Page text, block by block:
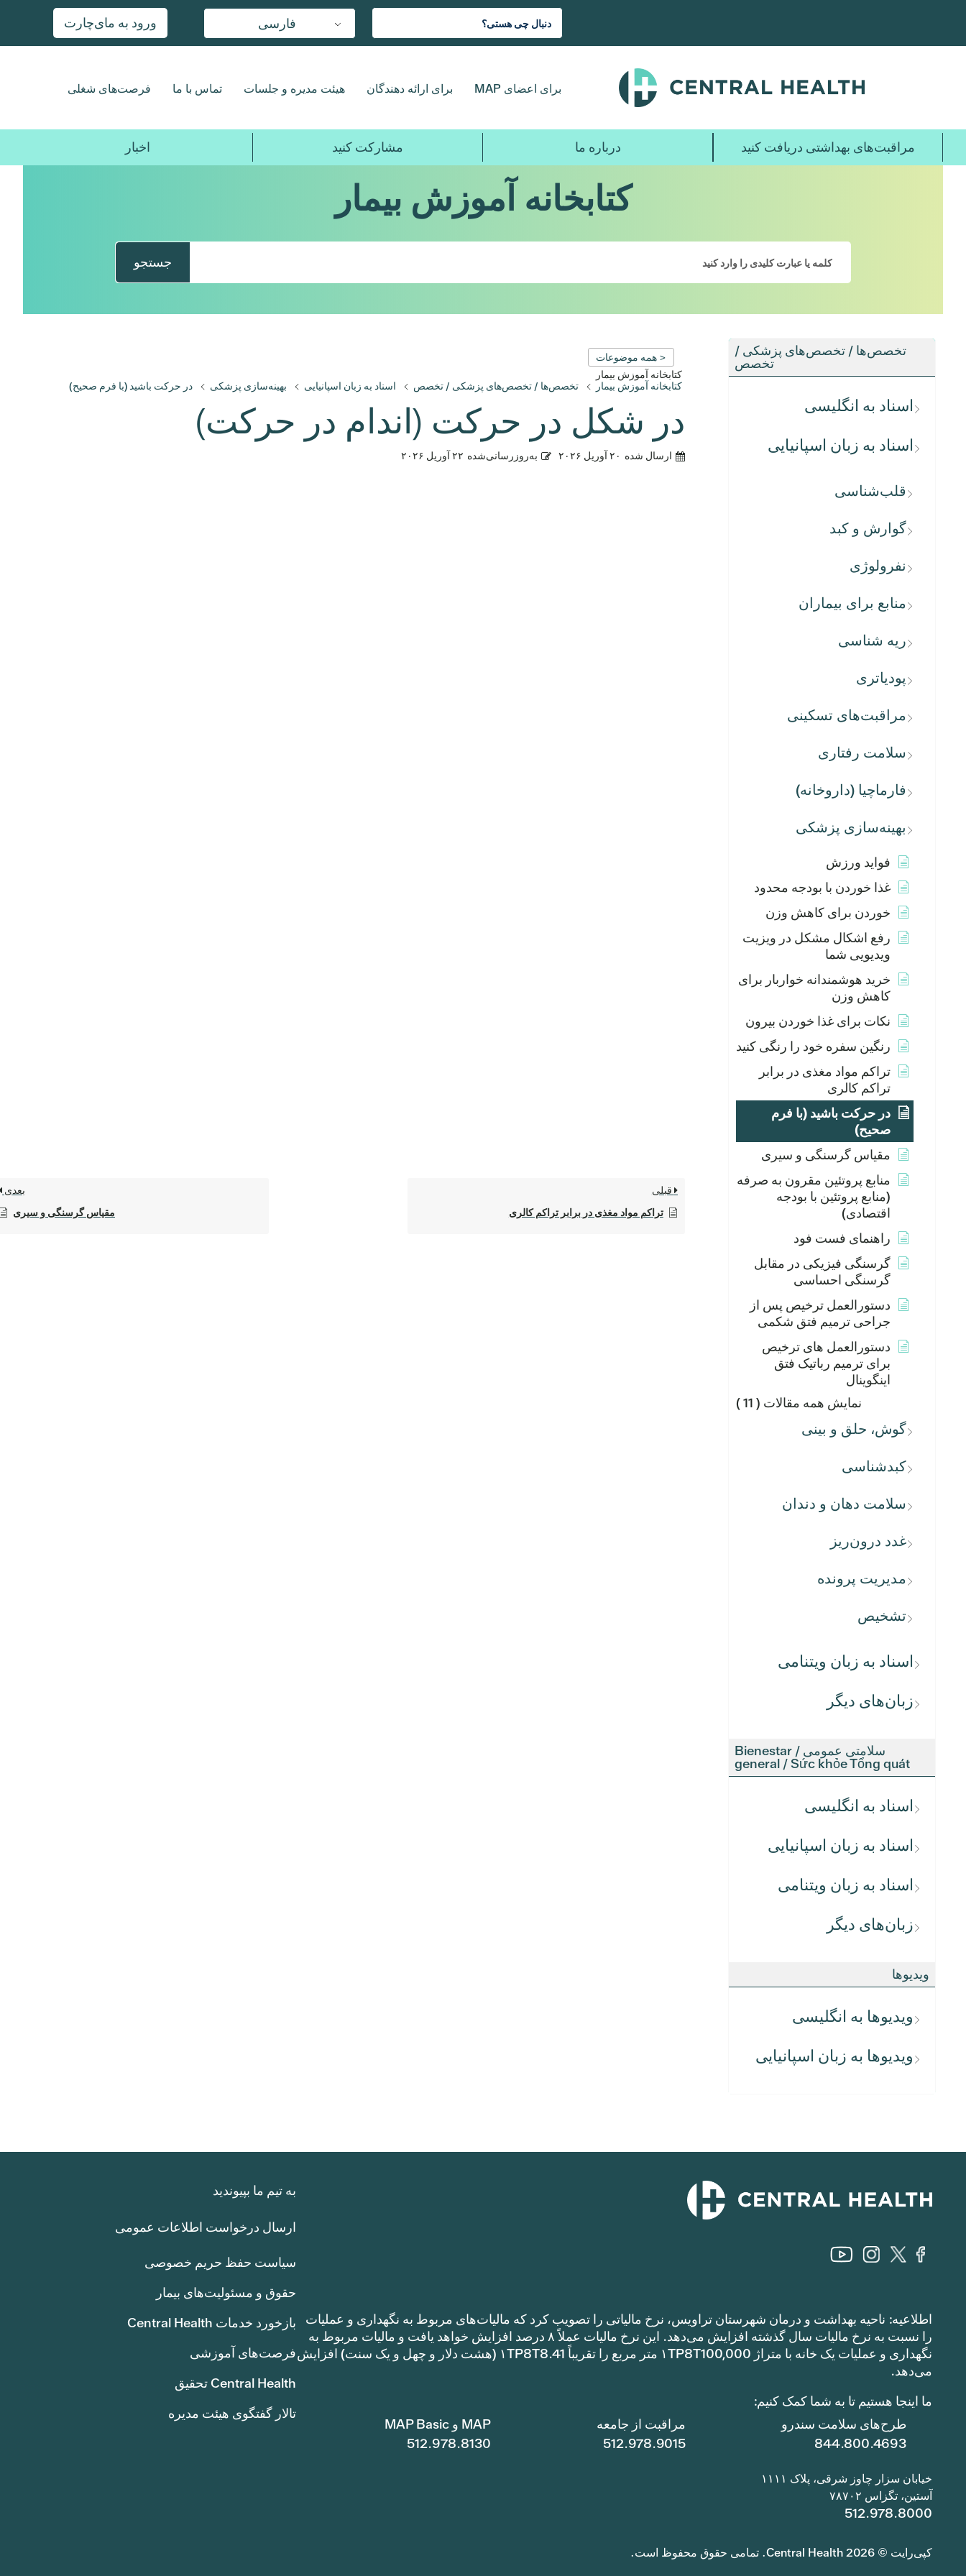
محتوای
فارسی ورود به مای‌چارت
برای اعضای MAP برای ارائه دهندگان هیئت مدیره و جلسات تماس با ما فرصت‌های شغلی
مراقبت‌های بهداشتی دریافت کنید درباره ما مشارکت کنید اخبار
کتابخانه آموزش بیمار
جستجو
تخصص‌ها / تخصص‌های پزشکی /
تخصص
اسناد به انگلیسی
اسناد به زبان اسپانیایی
قلب‌شناسی
گوارش و کبد
نفرولوژی
منابع برای بیماران
ریه شناسی
پودیاتری
مراقبت‌های تسکینی
سلامت رفتاری
فارماچیا (داروخانه)
بهینه‌سازی پزشکی
فواید ورزش
غذا خوردن با بودجه محدود
خوردن برای کاهش وزن
رفع اشکال مشکل در ویزیت
ویدیویی شما
خرید هوشمندانه خواربار برای
کاهش وزن
نکات برای غذا خوردن بیرون
رنگین سفره خود را رنگی کنید
تراکم مواد مغذی در برابر
تراکم کالری
در حرکت باشید (با فرم
صحیح)
مقیاس گرسنگی و سیری
منابع پروتئین مقرون به صرفه
(منابع پروتئین با بودجه
اقتصادی)
راهنمای فست فود
گرسنگی فیزیکی در مقابل
گرسنگی احساسی
دستورالعمل ترخیص پس از
جراحی ترمیم فتق شکمی
دستورالعمل های ترخیص
برای ترمیم رباتیک فتق
اینگوینال
نمایش همه مقالات ( 11 )
گوش، حلق و بینی
کبدشناسی
سلامت دهان و دندان
غدد درون‌ریز
مدیریت پرونده
تشخیص
اسناد به زبان ویتنامی
زبان‌های دیگر
سلامتی عمومی / Bienestar
general / Sức khỏe Tổng quát
اسناد به انگلیسی
اسناد به زبان اسپانیایی
اسناد به زبان ویتنامی
زبان‌های دیگر
ویدیوها
ویدیوها به انگلیسی
ویدیوها به زبان اسپانیایی
< همه موضوعات
کتابخانه آموزش بیمار
کتابخانه آموزش بیمار
تخصص‌ها / تخصص‌های پزشکی / تخصص اسناد به زبان اسپانیایی بهینه‌سازی پزشکی در حرکت باشید (با فرم صحیح)
در شکل در حرکت (اندام در حرکت)
ارسال شده ۲۰ آوریل ۲۰۲۶ به‌روزرسانی‌شده ۲۲ آوریل ۲۰۲۶
قبلی
تراکم مواد مغذی در برابر تراکم کالری
بعدی
مقیاس گرسنگی و سیری
اطلاعیه: ناحیه بهداشت و درمان شهرستان تراویس، نرخ مالیاتی را تصویب کرد که مالیات‌های مربوط به نگهداری و عملیات
را نسبت به نرخ مالیات سال گذشته افزایش می‌دهد. این نرخ مالیات عملاً ۸ درصد افزایش خواهد یافت و مالیات مربوط به
نگهداری و عملیات یک خانه با متراژ ۱TP8T100,000 متر مربع را تقریباً ۱TP8T8.41 (هشت دلار و چهل و یک سنت) افزایش
می‌دهد.
ما اینجا هستیم تا به شما کمک کنیم:
MAP و MAP Basic
512.978.8130
مراقبت از جامعه
512.978.9015
طرح‌های سلامت سندرو
844.800.4693
خیابان سزار چاوز شرقی، پلاک ۱۱۱۱
آستین، تگزاس ۷۸۷۰۲
512.978.8000
کپی‌رایت © 2026 Central Health. تمامی حقوق محفوظ است.
به تیم ما بپیوندید
ارسال درخواست اطلاعات عمومی
سیاست حفظ حریم خصوصی
حقوق و مسئولیت‌های بیمار
بازخورد خدمات Central Health
فرصت‌های آموزشی
Central Health تحقیق
تالار گفتگوی هیئت مدیره